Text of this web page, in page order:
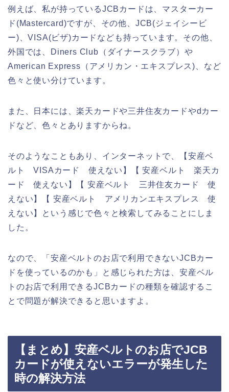
例えば、私が持っているJCBカードは、マスターカー
ド(Mastercard)ですが、その他、JCB(ジェイシービ
ー)、VISA(ビザ)カードなども持っています。その他、
外国では、Diners Club（ダイナースクラブ）や
American Express（アメリカン・エキスプレス)、など
色々と使い分けています。
また、日本には、楽天カードや三井住友カードやdカー
ドなど、色々とありますからね。
そのようなこともあり、インターネットで、【安産ベ
ルト VISAカード 使えない】【 安産ベルト 楽天カ
ード 使えない】【 安産ベルト 三井住友カード 使
えない】【 安産ベルト アメリカンエキスプレス 使
えない】という感じで色々と検索してみることにしま
した。
なので、「安産ベルトのお店で利用できないJCBカー
ドを使っているのかも」と感じられた方は、安産ベル
トのお店で利用できるJCBカードの種類を確認するこ
とで問題が解決できると思いますよ。
【まとめ】安産ベルトのお店でJCB
カードが使えないエラーが発生した
時の解決方法